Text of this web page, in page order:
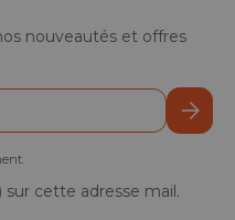
nouveautés et offres
cette adresse mail.